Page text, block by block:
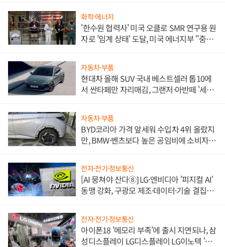
화학·에너지
'한수원 협력사' 미국 오클로 SMR 연구용 원
자로 '임계 상태' 도달, 미국 에너지부 "중요
자동차·부품
현대차 올해 SUV 국내 베스트셀러 톱10에
서 싼타페만 자리매김, 그랜저·아반떼 '세단
자동차·부품
BYD코리아 가격 앞세워 수입차 4위 올랐지
만, BMW·벤츠보다 높은 공임비에 소비자
전자·전기·정보통신
[AI 뭉쳐야 산다⑧] LG·엔비디아 '피지컬 AI'
동맹 강화, 구광모 제조·데이터·기술 결집
전자·전기·정보통신
아이폰18 '메모리 부족'에 출시 지연되나, 삼
성디스플레이 LG디스플레이 LG이노텍 '탈